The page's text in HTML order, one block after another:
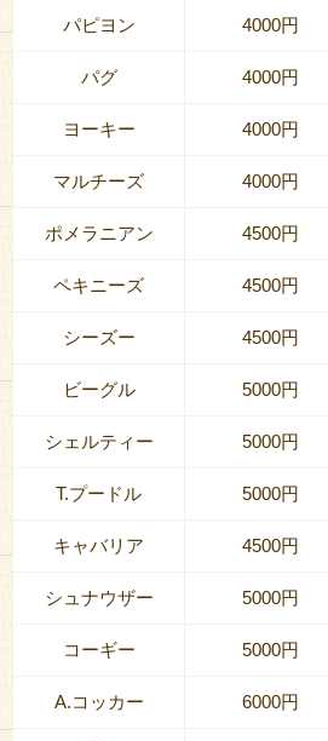
パピヨン 4000円
パグ 4000円
ヨーキー 4000円
マルチーズ 4000円
ポメラニアン 4500円
ペキニーズ 4500円
シーズー 4500円
ビーグル 5000円
シェルティー 5000円
T.プードル 5000円
キャバリア 4500円
シュナウザー 5000円
コーギー 5000円
A.コッカー 6000円